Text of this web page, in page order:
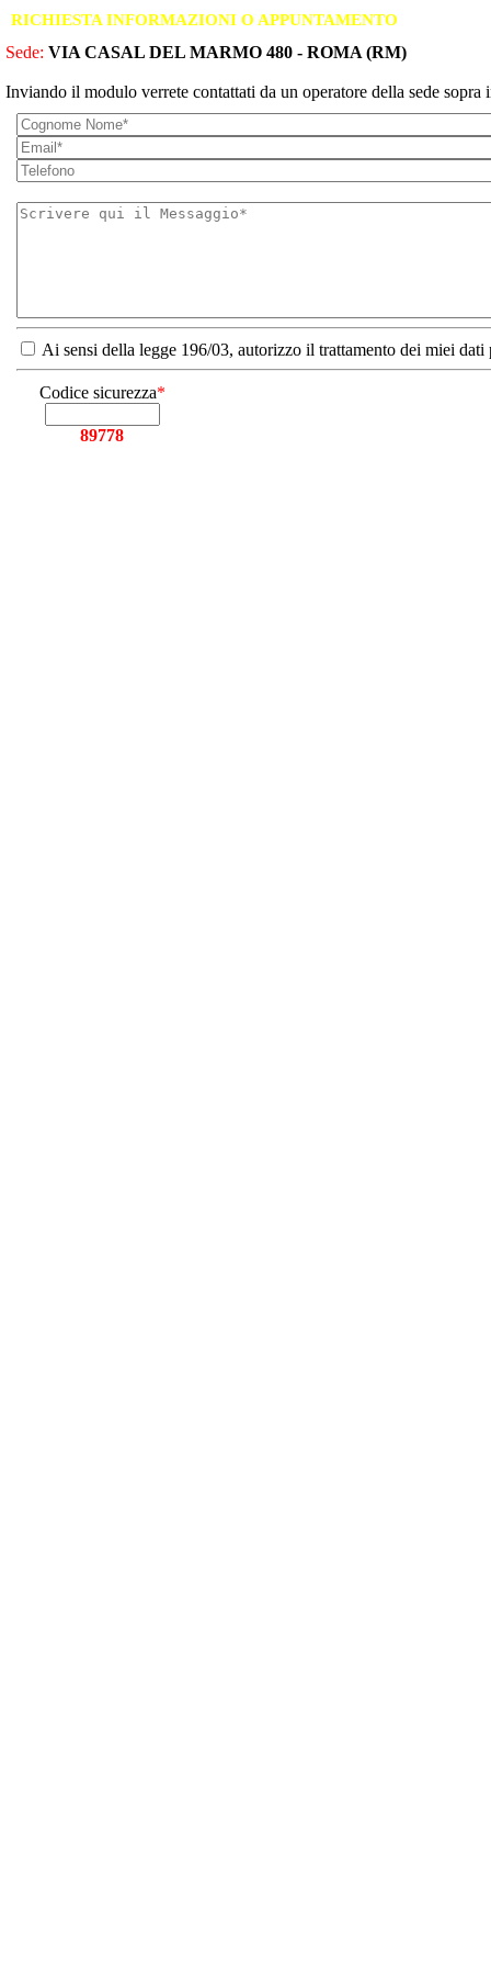
RICHIESTA INFORMAZIONI O APPUNTAMENTO
Sede: VIA CASAL DEL MARMO 480 - ROMA (RM)
Inviando il modulo verrete contattati da un operatore della sede sopra
Ai sensi della legge 196/03, autorizzo il trattamento dei miei
Codice sicurezza*
89778